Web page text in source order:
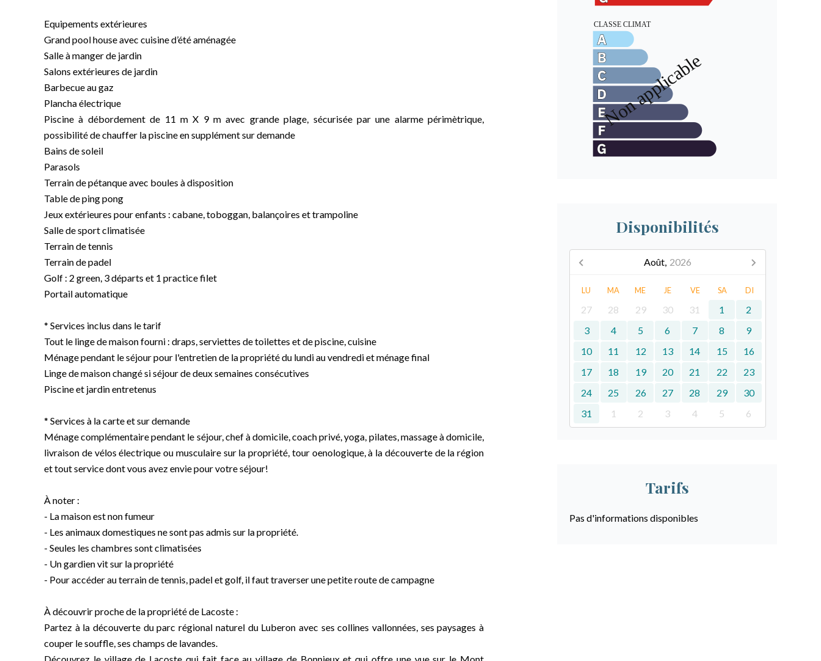
Equipements extérieures
Grand pool house avec cuisine d’été aménagée
Salle à manger de jardin
Salons extérieures de jardin
Barbecue au gaz
Plancha électrique
Piscine à débordement de 11 m X 9 m avec grande plage, sécurisée par une alarme périmètrique,
possibilité de chauffer la piscine en supplément sur demande
Bains de soleil
Parasols
Terrain de pétanque avec boules à disposition
Table de ping pong
Jeux extérieures pour enfants : cabane, toboggan, balançoires et trampoline
Salle de sport climatisée
Terrain de tennis
Terrain de padel
Golf : 2 green, 3 départs et 1 practice filet
Portail automatique
* Services inclus dans le tarif
Tout le linge de maison fourni : draps, serviettes de toilettes et de piscine, cuisine
Ménage pendant le séjour pour l'entretien de la propriété du lundi au vendredi et ménage final
Linge de maison changé si séjour de deux semaines consécutives
Piscine et jardin entretenus
* Services à la carte et sur demande
Ménage complémentaire pendant le séjour, chef à domicile, coach privé, yoga, pilates, massage à domicile,
livraison de vélos électrique ou musculaire sur la propriété, tour oenologique, à la découverte de la région
et tout service dont vous avez envie pour votre séjour!
À noter :
- La maison est non fumeur
- Les animaux domestiques ne sont pas admis sur la propriété.
- Seules les chambres sont climatisées
- Un gardien vit sur la propriété
- Pour accéder au terrain de tennis, padel et golf, il faut traverser une petite route de campagne
À découvrir proche de la propriété de Lacoste :
Partez à la découverte du parc régional naturel du Luberon avec ses collines vallonnées, ses paysages à
couper le souffle, ses champs de lavandes.
Disponibilités
Août, 2026
LU MA ME JE VE SA DI
27 28 29 30 31 1
2
3
4 5 6 7 8
9
10
11 12 13 14 15
16
17
18 19 20 21 22
23
24
25 26 27 28 29
30
31
1 2 3 4 5 6
Tarifs
Pas d'informations disponibles